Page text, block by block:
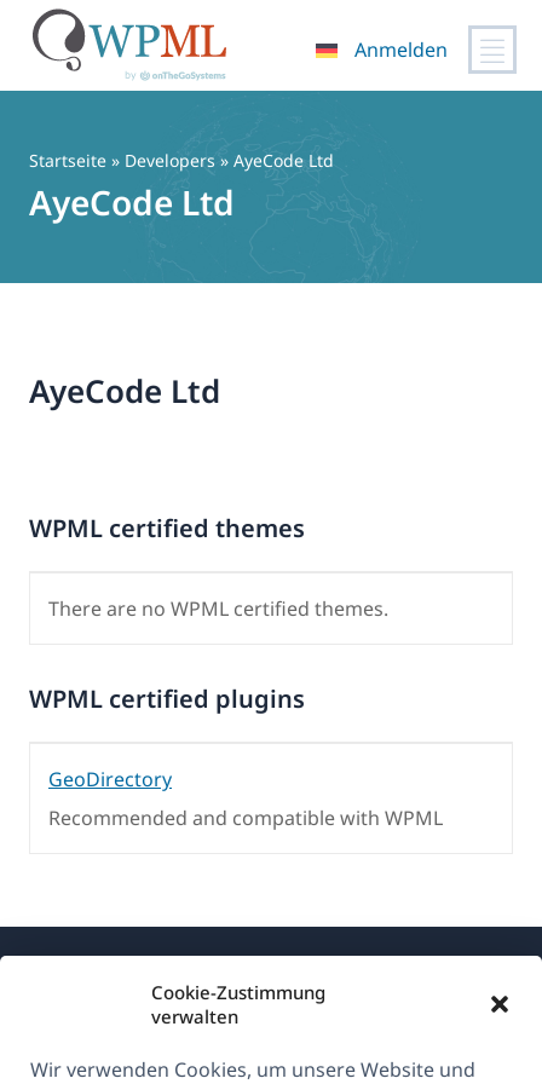
Cookie-Zustimmung
verwalten
Wir verwenden Cookies, um unsere Website und
springen
Anmelden
Startseite » Developers » AyeCode Ltd
AyeCode Ltd
AyeCode Ltd
WPML certified themes
There are no WPML certified themes.
WPML certified plugins
GeoDirectory
Recommended and compatible with WPML